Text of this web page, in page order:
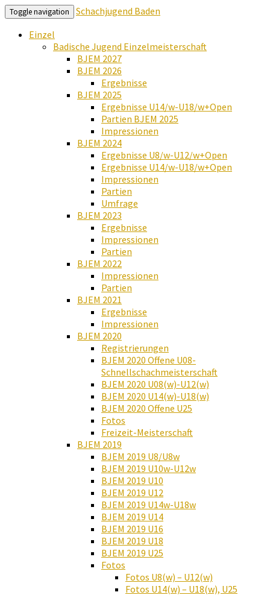
Toggle navigation
Schachjugend Baden
Einzel
Badische Jugend Einzelmeisterschaft
BJEM 2027
BJEM 2026
Ergebnisse
BJEM 2025
Ergebnisse U14/w-U18/w+Open
Partien BJEM 2025
Impressionen
BJEM 2024
Ergebnisse U8/w-U12/w+Open
Ergebnisse U14/w-U18/w+Open
Impressionen
Partien
Umfrage
BJEM 2023
Ergebnisse
Impressionen
Partien
BJEM 2022
Impressionen
Partien
BJEM 2021
Ergebnisse
Impressionen
BJEM 2020
Registrierungen
BJEM 2020 Offene U08-
Schnellschachmeisterschaft
BJEM 2020 U08(w)-U12(w)
BJEM 2020 U14(w)-U18(w)
BJEM 2020 Offene U25
Fotos
Freizeit-Meisterschaft
BJEM 2019
BJEM 2019 U8/U8w
BJEM 2019 U10w-U12w
BJEM 2019 U10
BJEM 2019 U12
BJEM 2019 U14w-U18w
BJEM 2019 U14
BJEM 2019 U16
BJEM 2019 U18
BJEM 2019 U25
Fotos
Fotos U8(w) – U12(w)
Fotos U14(w) – U18(w), U25